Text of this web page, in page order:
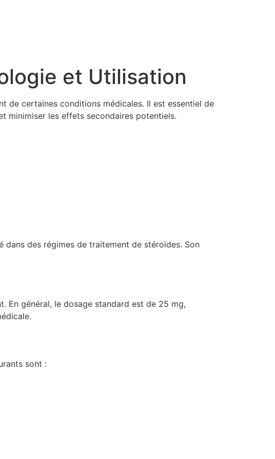
et Utilisation
de certaines conditions médicales. Il est essentiel de
minimiser les effets secondaires potentiels.
des régimes de traitement de stéroïdes. Son
En général, le dosage standard est de 25 mg,
sont :